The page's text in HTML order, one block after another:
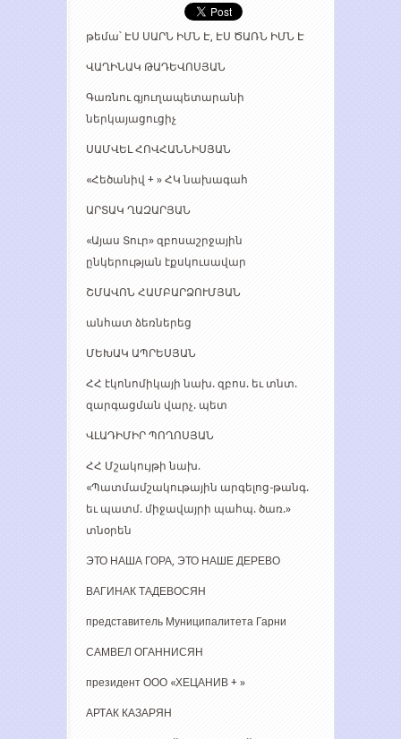
թեմա՝ ԷՍ ՍԱՐՆ ԻՄՆ Է, ԷՍ ԾԱՌՆ ԻՄՆ Է
ՎԱՂԻՆԱԿ ԹԱԴԵՎՈՍՅԱՆ
Գառնու գյուղապետարանի
ներկայացուցիչ
ՍԱՄՎԵԼ ՀՈՎՀԱՆՆԻՍՅԱՆ
«Հեծանիվ + » ՀԿ նախագահ
ԱՐՏԱԿ ՂԱԶԱՐՅԱՆ
«Այաս Տուր» զբոսաշրջային
ընկերության էքսկուսավար
ՇՄԱՎՈՆ ՀԱՄԲԱՐՁՈՒՄՅԱՆ
անհատ ձեռներեց
ՄԵԽԱԿ ԱՊՐԵՍՅԱՆ
ՀՀ էկոնոմիկայի նախ. զբոս. եւ տնտ.
զարգացման վարչ. պետ
ՎԼԱԴԻՄԻՐ ՊՈՂՈՍՅԱՆ
ՀՀ Մշակույթի նախ.
«Պատմամշակութային արգելոց-թանգ.
եւ պատմ. միջավայրի պահպ. ծառ.»
տնօրեն
ЭТО НАША ГОРА, ЭТО НАШЕ ДЕРЕВО
ВАГИНАК ТАДЕВОСЯН
представитель Муниципалитета Гарни
САМВЕЛ ОГАННИСЯН
президент ООО «ХЕЦАНИВ + »
АРТАК КАЗАРЯН